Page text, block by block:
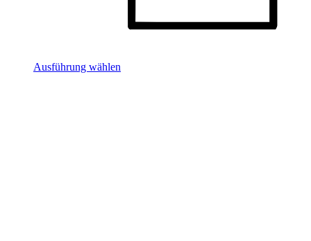
Ausführung wählen